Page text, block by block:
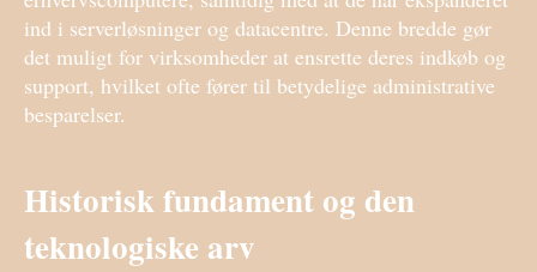
ind i serverløsninger og datacentre. Denne bredde gør
det muligt for virksomheder at ensrette deres indkøb og
support, hvilket ofte fører til betydelige administrative
besparelser.
Historisk fundament og den
teknologiske arv